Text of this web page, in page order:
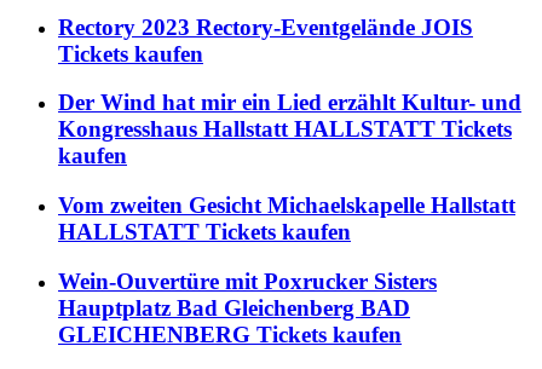
Rectory 2023 Rectory-Eventgelände JOIS
Tickets kaufen
Der Wind hat mir ein Lied erzählt Kultur- und
Kongresshaus Hallstatt HALLSTATT Tickets
kaufen
Vom zweiten Gesicht Michaelskapelle Hallstatt
HALLSTATT Tickets kaufen
Wein-Ouvertüre mit Poxrucker Sisters
Hauptplatz Bad Gleichenberg BAD
GLEICHENBERG Tickets kaufen